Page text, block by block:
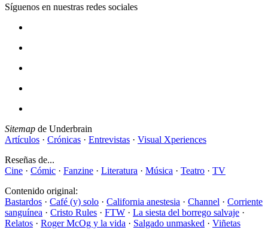
Síguenos en nuestras redes sociales
Sitemap de Underbrain
Artículos · Crónicas · Entrevistas · Visual Xperiences
Reseñas de...
Cine · Cómic · Fanzine · Literatura · Música · Teatro · TV
Contenido original:
Bastardos · Café (y) solo · California anestesia · Channel · Corriente
sanguínea · Cristo Rules · FTW · La siesta del borrego salvaje ·
Relatos · Roger McOg y la vida · Salgado unmasked · Viñetas